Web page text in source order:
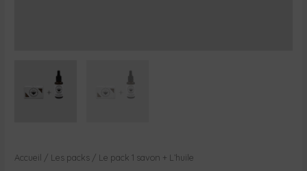
Accueil / Les packs / Le pack 1 savon + L’huile